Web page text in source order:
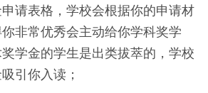
请表格，学校会根据你的申请材
非常优秀会主动给你学科奖学
学金的学生是出类拔萃的，学校
引你入读；